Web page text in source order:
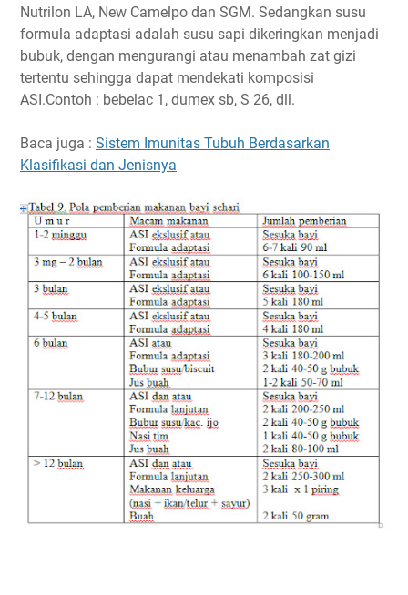
Nutrilon LA, New Camelpo dan SGM. Sedangkan susu
formula adaptasi adalah susu sapi dikeringkan menjadi
bubuk, dengan mengurangi atau menambah zat gizi
tertentu sehingga dapat mendekati komposisi
ASI.Contoh : bebelac 1, dumex sb, S 26, dll.
Baca juga : Sistem Imunitas Tubuh Berdasarkan
Klasifikasi dan Jenisnya